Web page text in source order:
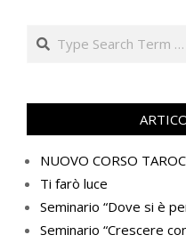
Search
NUOVO CORSO
Ti farò luce
Seminario “Dove si è
Seminario “Crescere